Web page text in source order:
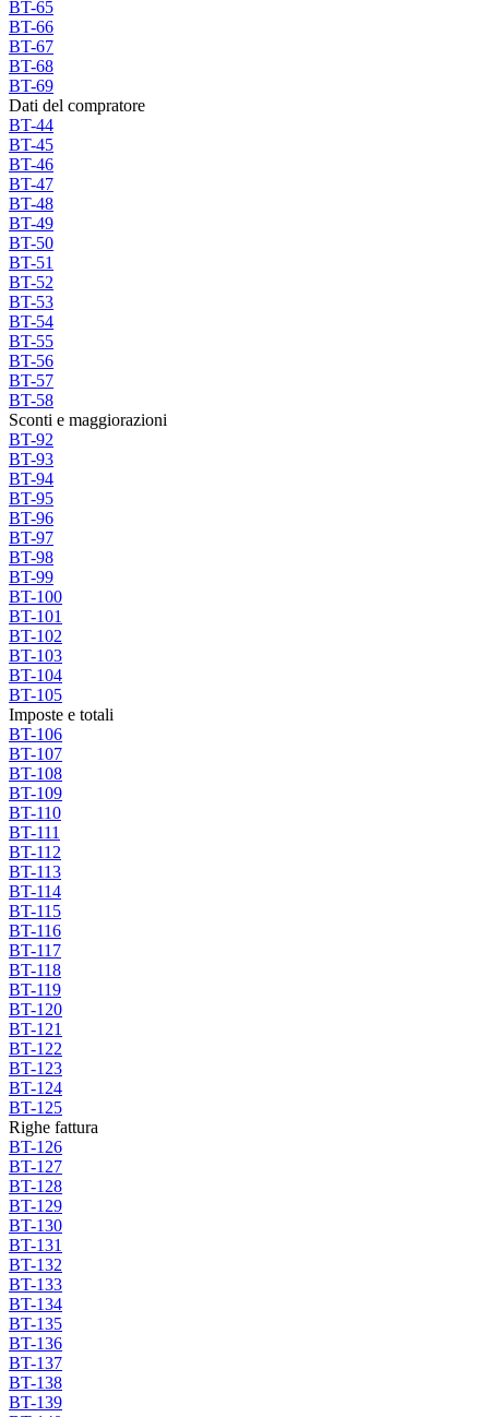
BT-65
BT-66
BT-67
BT-68
BT-69
Dati del compratore
BT-44
BT-45
BT-46
BT-47
BT-48
BT-49
BT-50
BT-51
BT-52
BT-53
BT-54
BT-55
BT-56
BT-57
BT-58
Sconti e maggiorazioni
BT-92
BT-93
BT-94
BT-95
BT-96
BT-97
BT-98
BT-99
BT-100
BT-101
BT-102
BT-103
BT-104
BT-105
Imposte e totali
BT-106
BT-107
BT-108
BT-109
BT-110
BT-111
BT-112
BT-113
BT-114
BT-115
BT-116
BT-117
BT-118
BT-119
BT-120
BT-121
BT-122
BT-123
BT-124
BT-125
Righe fattura
BT-126
BT-127
BT-128
BT-129
BT-130
BT-131
BT-132
BT-133
BT-134
BT-135
BT-136
BT-137
BT-138
BT-139